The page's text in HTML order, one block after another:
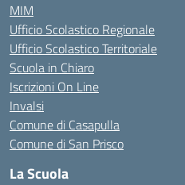
MIM
Ufficio Scolastico Regionale
Ufficio Scolastico Territoriale
Scuola in Chiaro
Iscrizioni On Line
Invalsi
Comune di Casapulla
Comune di San Prisco
La Scuola